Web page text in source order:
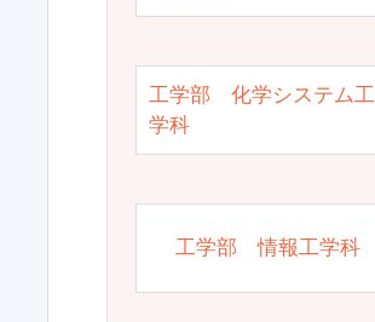
工学部 化学システム工
学科
工学部 情報工学科